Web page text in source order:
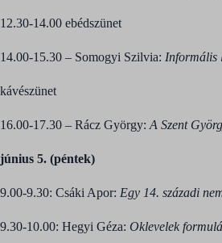
12.30-14.00 ebédszünet
14.00-15.30 – Somogyi Szilvia: Informális
kávészünet
16.00-17.30 – Rácz György: A Szent
június 5. (péntek)
9.00-9.30: Csáki Apor: Egy 14. századi
9.30-10.00: Hegyi Géza: Oklevelek